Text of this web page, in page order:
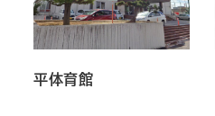
平体育館